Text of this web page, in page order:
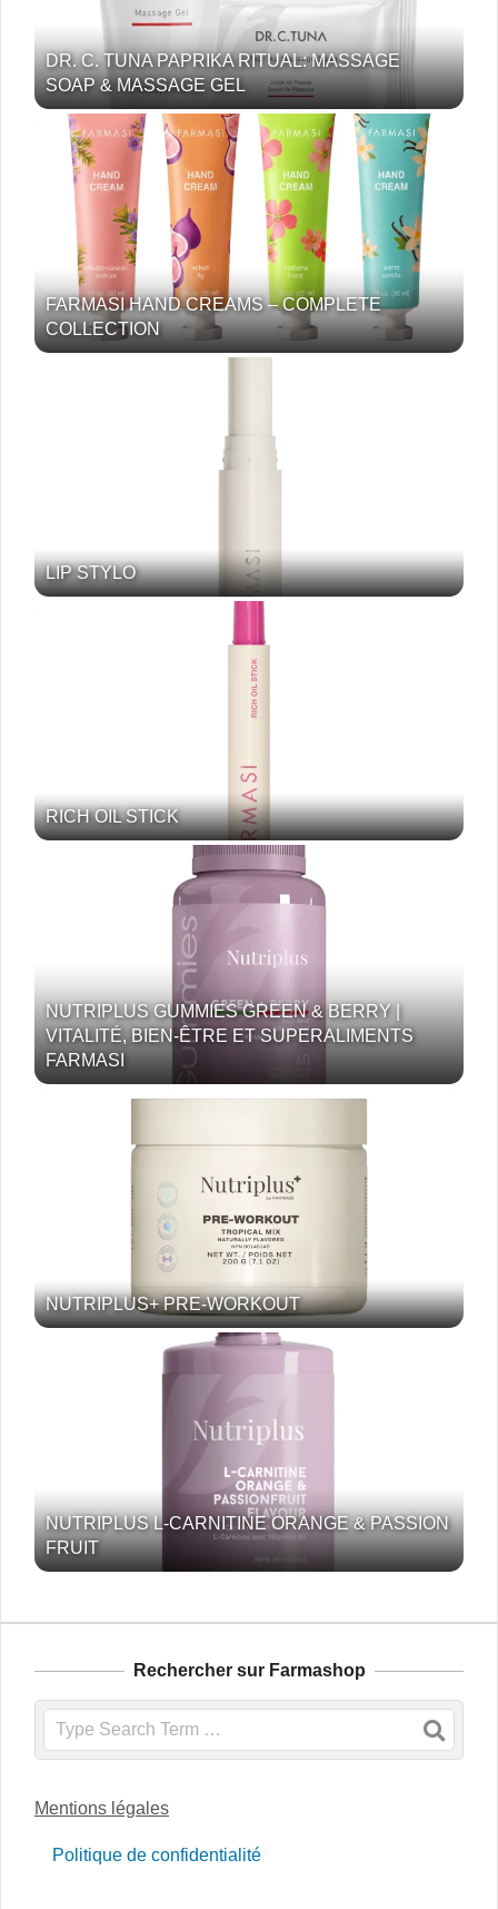
DR. C. TUNA PAPRIKA RITUAL: MASSAGE
SOAP & MASSAGE GEL
FARMASI HAND CREAMS – COMPLETE
COLLECTION
LIP STYLO
RICH OIL STICK
NUTRIPLUS GUMMIES GREEN & BERRY |
VITALITÉ, BIEN-ÊTRE ET SUPERALIMENTS
FARMASI
NUTRIPLUS+ PRE-WORKOUT
NUTRIPLUS L-CARNITINE ORANGE & PASSION
FRUIT
Rechercher sur Farmashop
Search
Mentions légales
Politique de confidentialité